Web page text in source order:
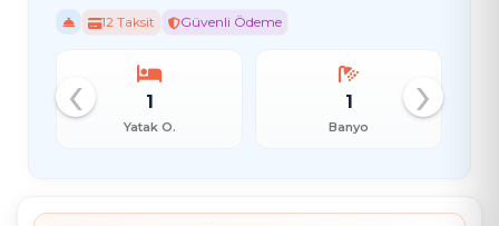
12 Taksit Güvenli Ödeme
1
Yatak O.
1
Banyo
‹ ›